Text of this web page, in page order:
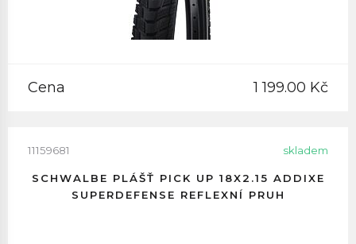
Cena 1 199.00 Kč
11159681 skladem
SCHWALBE PLÁŠŤ PICK UP 18X2.15 ADDIXE
SUPERDEFENSE REFLEXNÍ PRUH